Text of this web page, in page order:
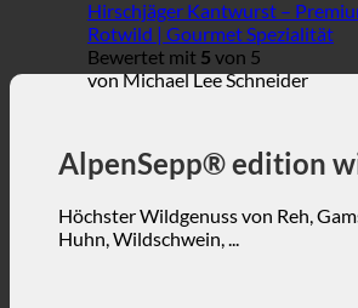
Hirschjäger Kantwurst –
Rotwild | Gourmet Spezialität
Bewertet mit 5 von 5
von Michael Lee Schneider
AlpenSepp® edition
Höchster Wildgenuss von Reh,
Huhn, Wildschwein, ...